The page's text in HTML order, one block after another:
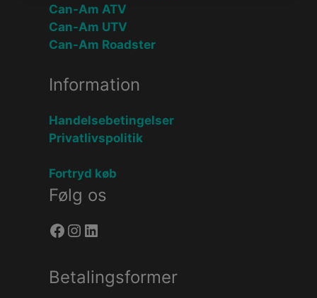
Can-Am ATV
Can-Am UTV
Can-Am Roadster
Information
Handelsebetingelser
Privatlivspolitik
Fortryd køb
Følg os
Facebook
Instagram
LinkedIn
Betalingsformer